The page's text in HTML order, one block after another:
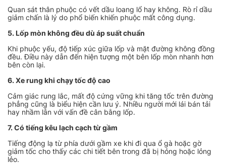
Quan sát thân phuộc có vết dầu loang lổ hay không. Rò rỉ dầu
giảm chấn là lý do phổ biến khiến phuộc mất công dụng.
5. Lốp mòn không đều dù áp suất chuẩn
Khi phuộc yếu, độ tiếp xúc giữa lốp và mặt đường không đồng
đều. Điều này dẫn đến hiện tượng một bên lốp mòn nhanh hơn
bên còn lại.
6. Xe rung khi chạy tốc độ cao
Cảm giác rung lắc, mất độ cứng vững khi tăng tốc trên đường
phẳng cũng là biểu hiện cần lưu ý. Nhiều người mới lái bán tải
hay nhầm lẫn với vấn đề cân bằng lốp.
7. Có tiếng kêu lạch cạch từ gầm
Tiếng động lạ từ phía dưới gầm xe khi đi qua ổ gà hoặc gờ
giảm tốc cho thấy các chi tiết bên trong đã bị hỏng hoặc lỏng
lẻo.